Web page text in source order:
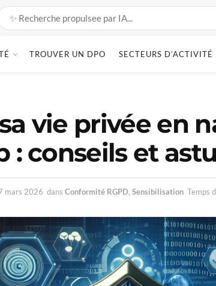
TROUVER UN DPO SECTEURS D’ACTIVITÉ
vie privée en
: conseils et
mars 2026 dans Conformité RGPD, Sensibilisation Temps